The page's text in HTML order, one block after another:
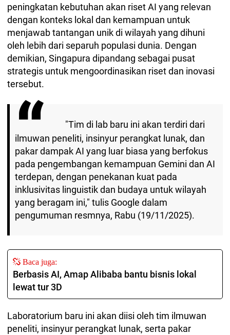
peningkatan kebutuhan akan riset AI yang relevan
dengan konteks lokal dan kemampuan untuk
menjawab tantangan unik di wilayah yang dihuni
oleh lebih dari separuh populasi dunia. Dengan
demikian, Singapura dipandang sebagai pusat
strategis untuk mengoordinasikan riset dan inovasi
tersebut.
"Tim di lab baru ini akan terdiri dari
ilmuwan peneliti, insinyur perangkat lunak, dan
pakar dampak AI yang luar biasa yang berfokus
pada pengembangan kemampuan Gemini dan AI
terdepan, dengan penekanan kuat pada
inklusivitas linguistik dan budaya untuk wilayah
yang beragam ini," tulis Google dalam
pengumuman resmnya, Rabu (19/11/2025).
Baca juga:
Berbasis AI, Amap Alibaba bantu bisnis lokal
lewat tur 3D
Laboratorium baru ini akan diisi oleh tim ilmuwan
peneliti, insinyur perangkat lunak, serta pakar